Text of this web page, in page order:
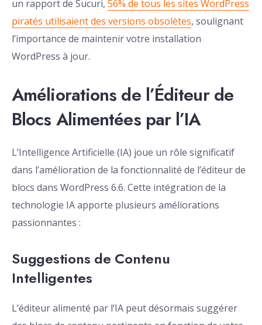
un rapport de Sucuri, 56% de tous les sites WordPress
piratés utilisaient des versions obsolètes, soulignant
l’importance de maintenir votre installation
WordPress à jour.
Améliorations de l’Éditeur de
Blocs Alimentées par l’IA
L’Intelligence Artificielle (IA) joue un rôle significatif
dans l’amélioration de la fonctionnalité de l’éditeur de
blocs dans WordPress 6.6. Cette intégration de la
technologie IA apporte plusieurs améliorations
passionnantes :
Suggestions de Contenu
Intelligentes
L’éditeur alimenté par l’IA peut désormais suggérer